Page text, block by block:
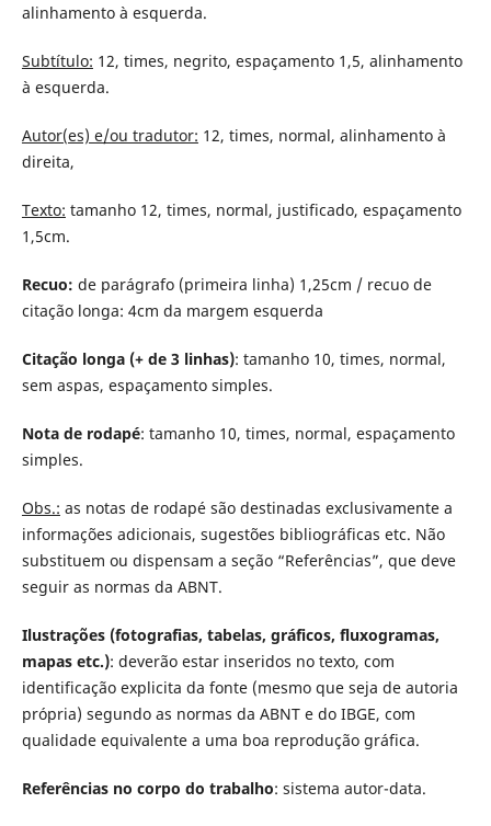
alinhamento à esquerda.
Subtítulo: 12, times, negrito, espaçamento 1,5, alinhamento
à esquerda.
Autor(es) e/ou tradutor: 12, times, normal, alinhamento à
direita,
Texto: tamanho 12, times, normal, justificado, espaçamento
1,5cm.
Recuo: de parágrafo (primeira linha) 1,25cm / recuo de
citação longa: 4cm da margem esquerda
Citação longa (+ de 3 linhas): tamanho 10, times, normal,
sem aspas, espaçamento simples.
Nota de rodapé: tamanho 10, times, normal, espaçamento
simples.
Obs.: as notas de rodapé são destinadas exclusivamente a
informações adicionais, sugestões bibliográficas etc. Não
substituem ou dispensam a seção “Referências”, que deve
seguir as normas da ABNT.
Ilustrações (fotografias, tabelas, gráficos, fluxogramas,
mapas etc.): deverão estar inseridos no texto, com
identificação explicita da fonte (mesmo que seja de autoria
própria) segundo as normas da ABNT e do IBGE, com
qualidade equivalente a uma boa reprodução gráfica.
Referências no corpo do trabalho: sistema autor-data.